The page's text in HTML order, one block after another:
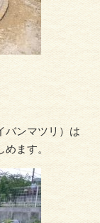
バンマツリ）は
しめます。